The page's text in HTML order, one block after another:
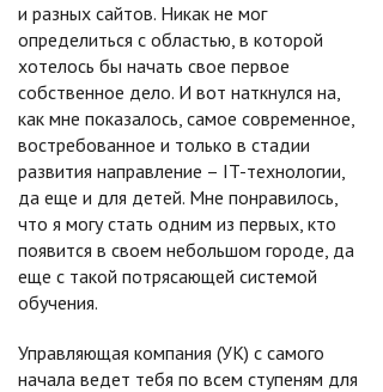
и разных сайтов. Никак не мог
определиться с областью, в которой
хотелось бы начать свое первое
собственное дело. И вот наткнулся на,
как мне показалось, самое современное,
востребованное и только в стадии
развития направление – IT-технологии,
да еще и для детей. Мне понравилось,
что я могу стать одним из первых, кто
появится в своем небольшом городе, да
еще с такой потрясающей системой
обучения.
Управляющая компания (УК) с самого
начала ведет тебя по всем ступеням для